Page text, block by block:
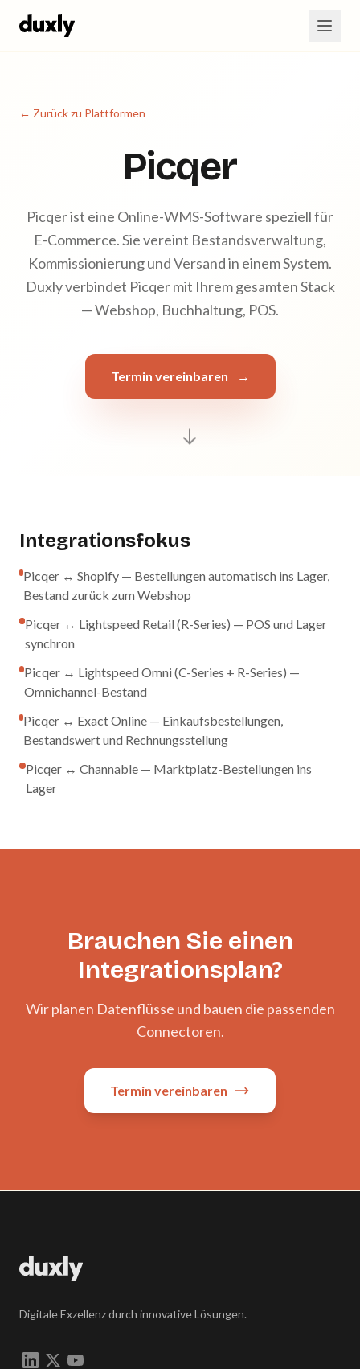
← Zurück zu Plattformen
Picqer
Picqer ist eine Online-WMS-Software speziell für
E-Commerce. Sie vereint Bestandsverwaltung,
Kommissionierung und Versand in einem System.
Duxly verbindet Picqer mit Ihrem gesamten Stack
— Webshop, Buchhaltung, POS.
Termin vereinbaren →
Integrationsfokus
Picqer ↔ Shopify — Bestellungen automatisch ins Lager,
Bestand zurück zum Webshop
Picqer ↔ Lightspeed Retail (R-Series) — POS und Lager
synchron
Picqer ↔ Lightspeed Omni (C-Series + R-Series) —
Omnichannel-Bestand
Picqer ↔ Exact Online — Einkaufsbestellungen,
Bestandswert und Rechnungsstellung
Picqer ↔ Channable — Marktplatz-Bestellungen ins
Lager
Brauchen Sie einen
Integrationsplan?
Wir planen Datenflüsse und bauen die passenden
Connectoren.
Termin vereinbaren
Digitale Exzellenz durch innovative Lösungen.